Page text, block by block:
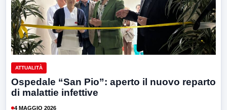
ATTUALITÀ
Ospedale “San Pio”: aperto il nuovo reparto
di malattie infettive
4 MAGGIO 2026